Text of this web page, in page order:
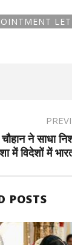
ने साधा
में विदेशों में
POSTS